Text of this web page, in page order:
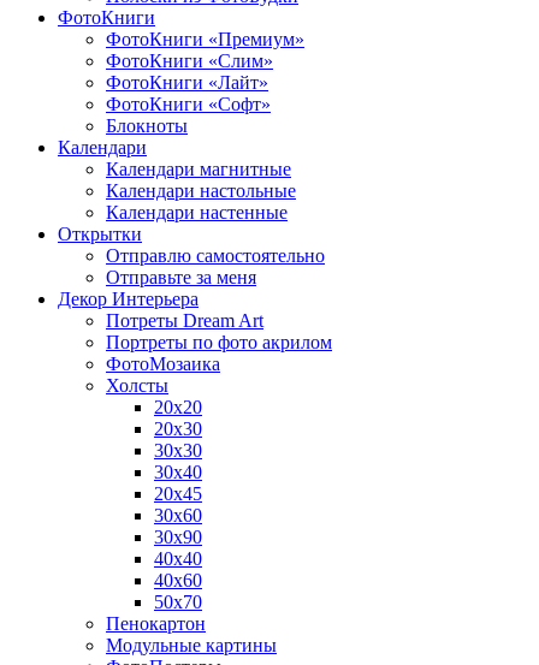
ФотоКниги
ФотоКниги «Премиум»
ФотоКниги «Слим»
ФотоКниги «Лайт»
ФотоКниги «Софт»
Блокноты
Календари
Календари магнитные
Календари настольные
Календари настенные
Открытки
Отправлю самостоятельно
Отправьте за меня
Декор Интерьера
Потреты Dream Art
Портреты по фото акрилом
ФотоМозаика
Холсты
20х20
20х30
30х30
30х40
20х45
30х60
30х90
40х40
40х60
50х70
Пенокартон
Модульные картины